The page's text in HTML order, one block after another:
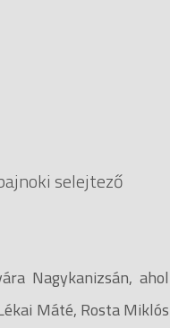
selejtező
Nagykanizsán, ahol
Máté, Rosta Miklós